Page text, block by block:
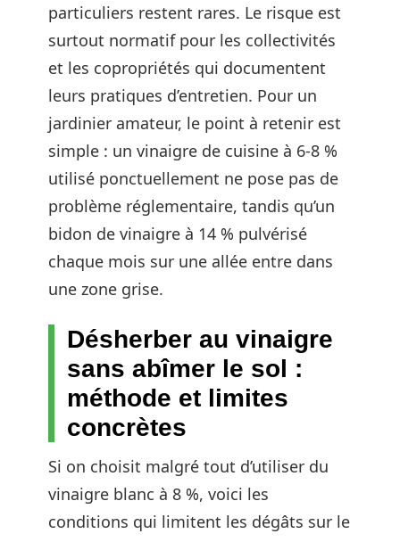
particuliers restent rares. Le risque est
surtout normatif pour les collectivités
et les copropriétés qui documentent
leurs pratiques d’entretien. Pour un
jardinier amateur, le point à retenir est
simple : un vinaigre de cuisine à 6-8 %
utilisé ponctuellement ne pose pas de
problème réglementaire, tandis qu’un
bidon de vinaigre à 14 % pulvérisé
chaque mois sur une allée entre dans
une zone grise.
Désherber au vinaigre
sans abîmer le sol :
méthode et limites
concrètes
Si on choisit malgré tout d’utiliser du
vinaigre blanc à 8 %, voici les
conditions qui limitent les dégâts sur le